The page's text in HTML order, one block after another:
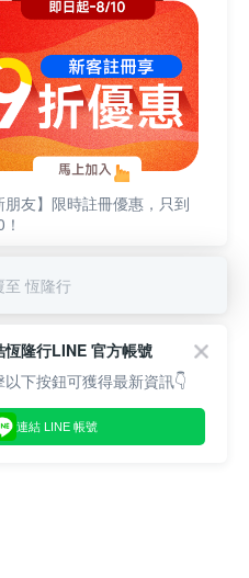
朋友】限時註冊優惠，只到
至 恆隆行
恆隆行LINE 官方帳號
以下按鈕可獲得最新資訊👇
連結 LINE 帳號